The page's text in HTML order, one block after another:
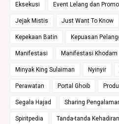
Eksekusi Event Lelang dan Promo
Jejak Mistis Just Want To Know
Kepekaan Batin Kepuasan
Manifestasi Manifestasi Khodam
Minyak King Sulaiman Nyinyir
Perawatan Portal Ghoib
Segala Hajad Sharing
Spiritpedia Tanda-tanda